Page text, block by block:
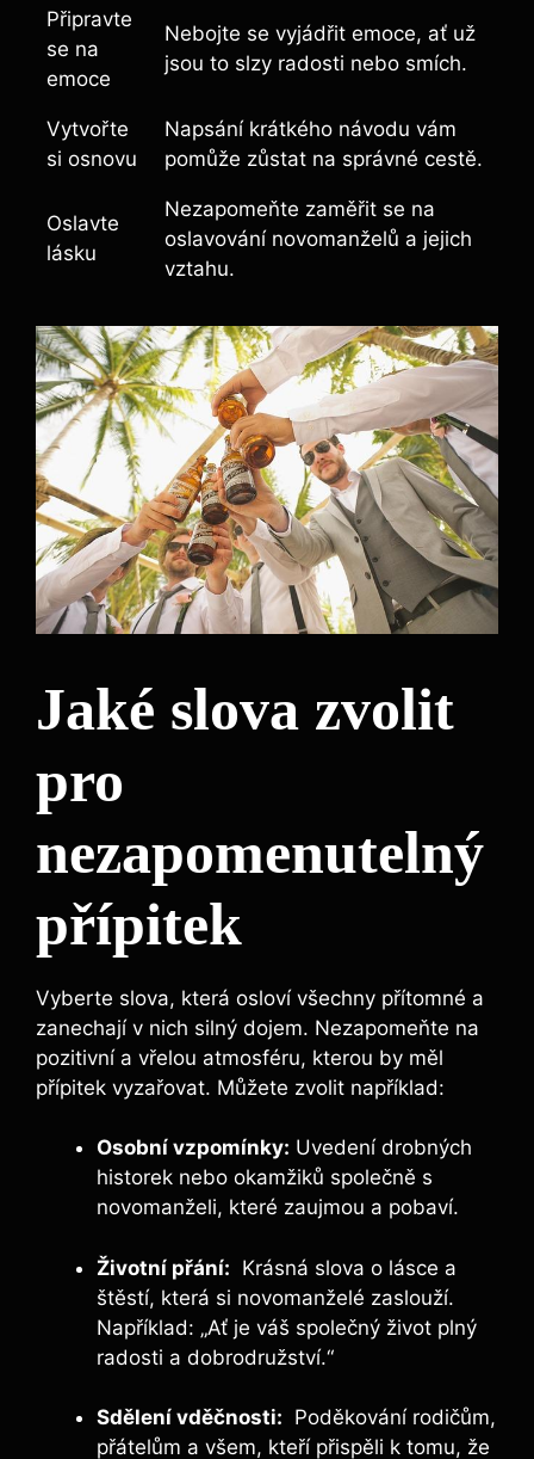
Připravte
se na
emoce
Nebojte ⁤se vyjádřit emoce, ‌ať už
jsou to slzy radosti ‌nebo ‌smích.
Vytvořte
si osnovu
Napsání krátkého‍ návodu vám ​
pomůže zůstat na správné cestě.
Oslavte
lásku
Nezapomeňte zaměřit ⁤se na
oslavování novomanželů a jejich
vztahu.
Jaké slova zvolit
pro
nezapomenutelný‌
přípitek
Vyberte ⁤slova, která osloví všechny přítomné a
zanechají v nich silný dojem. Nezapomeňte na
pozitivní a vřelou atmosféru, kterou by měl
přípitek vyzařovat.⁢ Můžete zvolit například:
Osobní vzpomínky: Uvedení drobných
historek nebo okamžiků​ společně⁣ s
novomanželi, které zaujmou ‍a pobaví.
Životní přání: ​ Krásná ‌slova o lásce⁢ a
štěstí, která si novomanželé zaslouží.
Například: „Ať je‍ váš společný život plný
radosti a ​dobrodružství.“
Sdělení vděčnosti: ⁢ Poděkování rodičům,
‌přátelům a všem,⁤ kteří​ přispěli k tomu, že